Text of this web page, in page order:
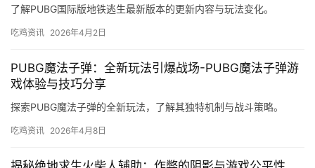
了解PUBG国际版地铁逃生最新版本的更新内容与玩法变化。
吃鸡资讯 2026年4月2日
PUBG魔法子弹：全新玩法引爆战场-PUBG魔法子弹游
戏体验与技巧分享
探索PUBG魔法子弹的全新玩法，了解其独特机制与战斗策略。
吃鸡资讯 2026年4月8日